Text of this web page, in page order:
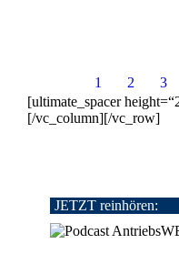
1 2 3
[ultimate_spacer
[/vc_column][/vc_row]
JETZT reinhören: